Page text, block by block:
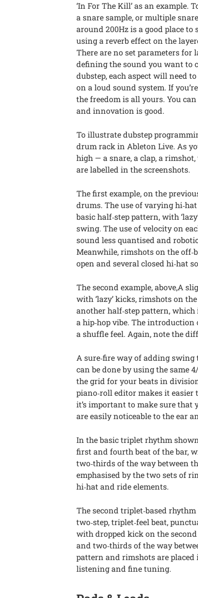
‘In For The Kill’ as an example.
a snare sample, or multiple
around 200Hz is a good place
using a reverb effect on the
There are no set parameters for
defining the sound you want to
dubstep, each aspect will need
on a loud sound system. If
the freedom is all yours. You
and innovation is good.
To illustrate dubstep
drum rack in Ableton Live. As
high — a snare, a clap, a
are labelled in the screenshots.
The first example, on the
drums. The use of varying
basic half‑step pattern, with
swing. The use of velocity on
sound less quantised and
Meanwhile, rimshots on the
open and several closed hi‑hat
The second example, above,A
with ‘lazy’ kicks, rimshots on
another half‑step pattern,
a hip‑hop vibe. The
a shuffle feel. Again, note the
A sure‑fire way of adding
can be done by using the same
the grid for your beats in
piano‑roll editor makes it easier
it’s important to make sure that
are easily noticeable to the ear
In the basic triplet rhythm
first and fourth beat of the bar,
two‑thirds of the way between
emphasised by the two sets of
hi‑hat and ride elements.
The second triplet‑based
two‑step, triplet‑feel beat,
with dropped kick on the second
and two‑thirds of the way
pattern and rimshots are
listening and fine tuning.